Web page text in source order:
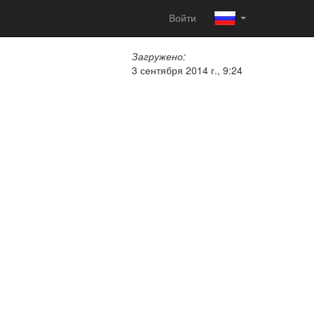
Войти
Загружено:
3 сентября 2014 г., 9:24